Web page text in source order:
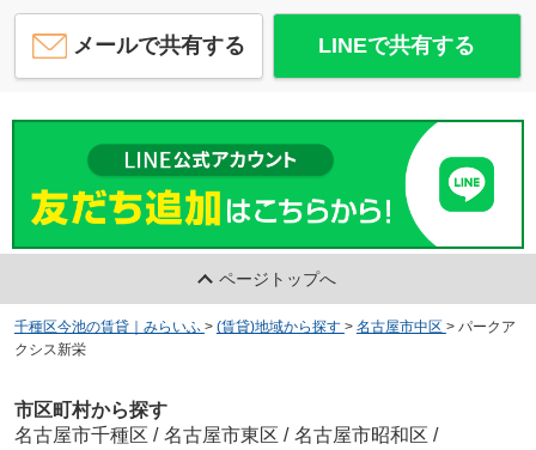
メールで共有する LINEで共有する
ページトップへ
千種区今池の賃貸｜みらいふ > (賃貸)地域から探す > 名古屋市中区 > パークア
クシス新栄
市区町村から探す
名古屋市千種区 / 名古屋市東区 / 名古屋市昭和区 /